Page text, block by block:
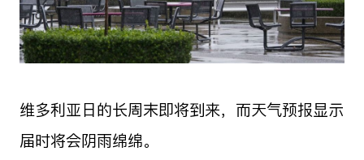
维多利亚日的长周末即将到来，而天气预报显示
届时将会阴雨绵绵。